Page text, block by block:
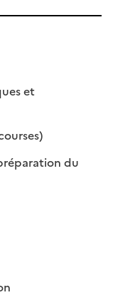
et
: disponible
: non disponible
du
disponible